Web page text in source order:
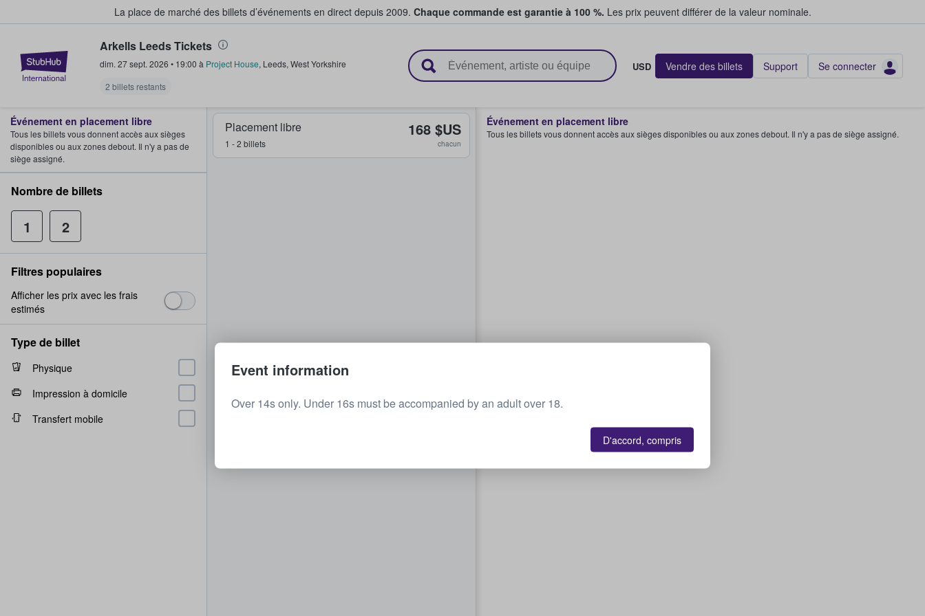
La place de marché des billets d’événements en direct depuis 2009. Chaque commande est garantie à 100 %. Les prix peuvent différer de la valeur nominale.
StubHub - Où les fans achètent et vendent des billets
Arkells Leeds Tickets
dim. 27 sept. 2026 • 19:00 à Project House, Leeds, West Yorkshire
2 billets restants
USD Vendre des billets Support Se connecter
Placement libre
1 - 2 billets
168 $US
chacun
Événement en placement libre
Tous les billets vous donnent accès aux sièges disponibles ou aux zones debout. Il n'y a pas de siège assigné.
Événement en placement libre
Tous les billets vous donnent accès aux sièges
disponibles ou aux zones debout. Il n'y a pas de
siège assigné.
Nombre de billets
1 2
Filtres populaires
Afficher les prix avec les frais
estimés
Type de billet
Physique
Impression à domicile
Transfert mobile
Event information
Over 14s only. Under 16s must be accompanied by an adult over 18.
D'accord, compris